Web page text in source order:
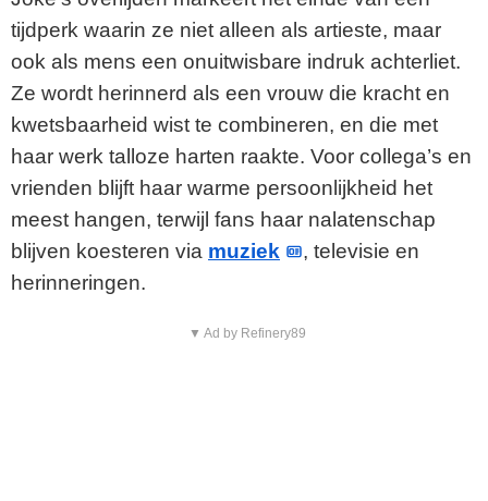
tijdperk waarin ze niet alleen als artieste, maar
ook als mens een onuitwisbare indruk achterliet.
Ze wordt herinnerd als een vrouw die kracht en
kwetsbaarheid wist te combineren, en die met
haar werk talloze harten raakte. Voor collega’s en
vrienden blijft haar warme persoonlijkheid het
meest hangen, terwijl fans haar nalatenschap
blijven koesteren via muziek
, televisie en
herinneringen.
▼ Ad by Refinery89